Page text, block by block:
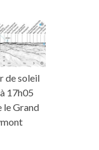
de soleil
17h05
le Grand